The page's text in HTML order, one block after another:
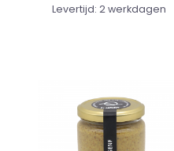
Levertijd: 2 werkdagen